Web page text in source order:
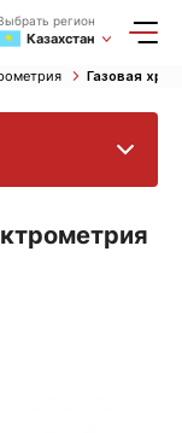
регион
Казахстан
Газовая